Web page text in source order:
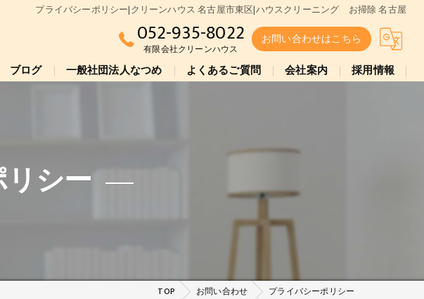
プライバシーポリシー|クリーンハウス 名古屋市東区|ハウスクリーニング お掃除 名古屋
052-935-8022
有限会社クリーンハウス
お問い合わせはこちら
ブログ 一般社団法人なつめ よくあるご質問 会社案内 採用情報
シー
TOP お問い合わせ プライバシーポリシー